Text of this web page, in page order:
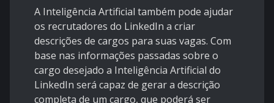
A Inteligência Artificial também pode ajudar
os recrutadores do LinkedIn a criar
descrições de cargos para suas vagas. Com
base nas informações passadas sobre o
cargo desejado a Inteligência Artificial do
LinkedIn será capaz de gerar a descrição
completa de um cargo, que poderá ser